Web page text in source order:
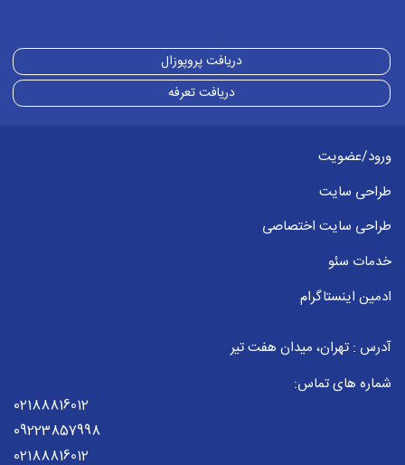
زبان های ذیل دارای کتاب های برنامه نویسی متفاوت مبتدی و
پیشرفته می باشند
زبان های کامپایلری:
Delphi
C
C#
Cobol
Fortran
Swift
Pascal
دریافت پروپوزال
دریافت تعرفه
ورود/عضویت
طراحی سایت
طراحی سایت اختصاصی
خدمات سئو
ادمین اینستاگرام
آدرس : تهران، میدان هفت تیر
شماره های تماس:
02188816012
09223857998
02188816012